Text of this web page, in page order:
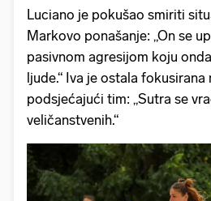
Luciano je pokušao smiriti
Markovo ponašanje: „On se
pasivnom agresijom koju
ljude.“ Iva je ostala
podsjećajući tim: „Sutra se
veličanstvenih.“